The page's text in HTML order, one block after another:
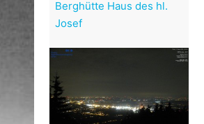
Berghütte Haus des hl.
Josef